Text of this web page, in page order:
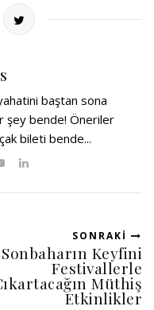
baştan sona
şey bende! Öneriler
bileti bende...
SONRAKI
Sonbaharın Keyfini
Festivallerle
Müthiş
Etkinlikler